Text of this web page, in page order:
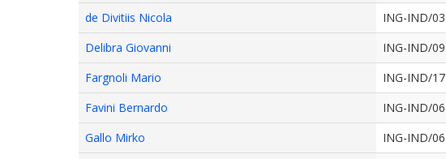
de Divitiis Nicola
ING-IND/03
Delibra Giovanni
ING-IND/09
Fargnoli Mario
ING-IND/17
Favini Bernardo
ING-IND/06
Gallo Mirko
ING-IND/06